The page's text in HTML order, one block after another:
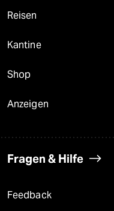
Reisen
Kantine
Shop
Anzeigen
Fragen & Hilfe
Feedback